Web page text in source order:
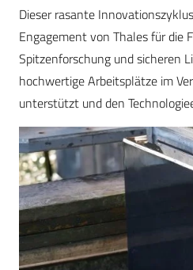
Dieser rasante
Engagement von Thales für die
Spitzenforschung und sicheren
hochwertige Arbeitsplätze im
unterstützt und den